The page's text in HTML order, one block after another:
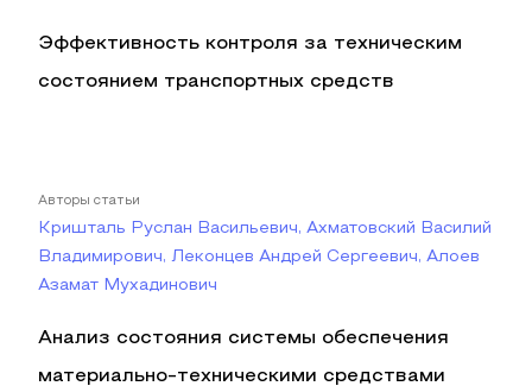
Эффективность контроля за техническим
состоянием транспортных средств
Авторы статьи
Кришталь Руслан Васильевич, Ахматовский Василий
Владимирович, Леконцев Андрей Сергеевич, Алоев
Азамат Мухадинович
Анализ состояния системы обеспечения
материально-техническими средствами